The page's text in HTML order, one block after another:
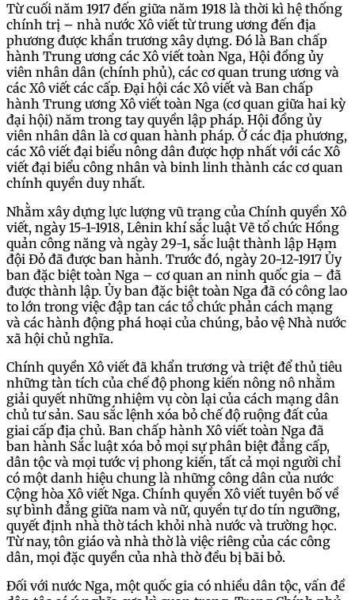
Từ cuối năm 1917 đến giữa năm 1918 là thời kì hệ thống
chính trị – nhà nước Xô viết từ trung ương đến địa
phương được khẩn trương xây dựng. Đó là Ban chấp
hành Trung ương các Xô viết toàn Nga, Hội đồng ủy
viên nhân dân (chính phủ), các cơ quan trung ương và
các Xô viết các cấp. Đại hội các Xô viết và Ban chấp
hành Trung ương Xô viết toàn Nga (cơ quan giữa hai kỳ
đại hội) năm trong tay quyền lập pháp. Hội đồng ủy
viên nhân dân là cơ quan hành pháp. Ở các địa phương,
các Xô viết đại biểu nông dân được hợp nhất với các Xô
viết đại biểu công nhân và binh linh thành các cơ quan
chính quyền duy nhất.
Nhằm xây dựng lực lượng vũ trang của Chính quyền Xô
viết, ngày 15-1-1918, Lênin khí sắc luật Vẽ tổ chức Hồng
quản công năng và ngày 29-1, sắc luật thành lập Hạm
đội Đỏ đã được ban hành. Trước đó, ngày 20-12-1917 Ủy
ban đặc biệt toàn Nga – cơ quan an ninh quốc gia – đã
được thành lập. Ủy ban đặc biệt toàn Nga đã có công lao
to lớn trong việc đập tan các tổ chức phản cách mạng
và các hành động phá hoại của chúng, bảo vệ Nhà nước
xã hội chủ nghĩa.
Chính quyền Xô viết đã khẩn trương và triệt để thủ tiêu
những tàn tích của chế độ phong kiến nông nô nhằm
giải quyết những nhiệm vụ còn lại của cách mạng dân
chủ tư sản. Sau sắc lệnh xóa bỏ chế độ ruộng đất của
giai cấp địa chủ. Ban chấp hành Xô viết toàn Nga đã
ban hành Sắc luật xóa bỏ mọi sự phân biệt đẳng cấp,
dân tộc và mọi tước vị phong kiến, tất cả mọi người chỉ
có một danh hiệu chung là những công dân của nước
Cộng hòa Xô viết Nga. Chính quyền Xô viết tuyên bố về
sự bình đẳng giữa nam và nữ, quyền tự do tín ngưỡng,
quyết định nhà thờ tách khỏi nhà nước và trường học.
Từ nay, tôn giáo và nhà thờ là việc riêng của các công
dân, mọi đặc quyền của nhà thờ đều bị bãi bỏ.
Đối với nước Nga, một quốc gia có nhiều dân tộc, vấn đề